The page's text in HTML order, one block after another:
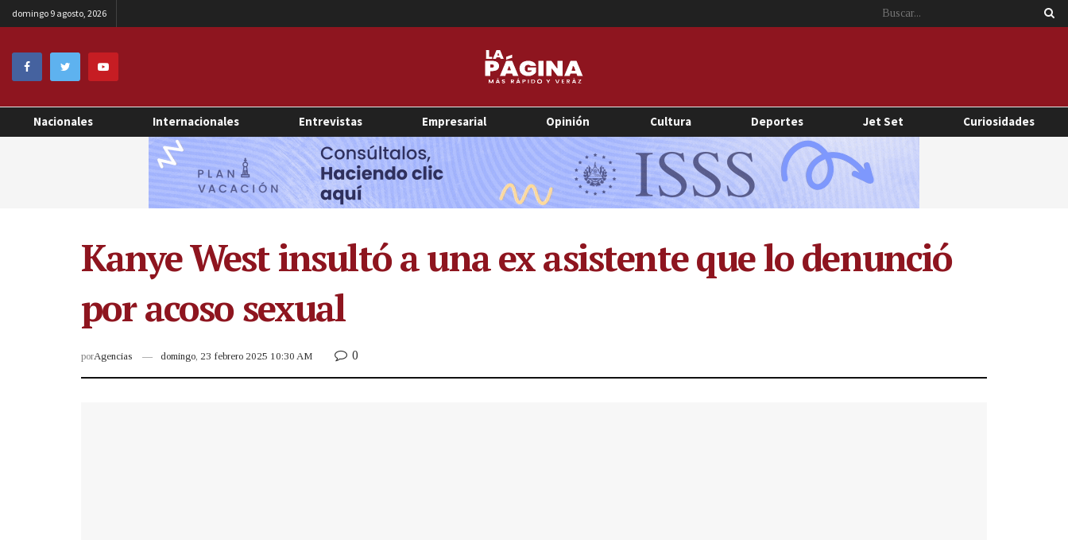
domingo 9 agosto, 2026
Nacionales Internacionales Entrevistas Empresarial Opinión Cultura Deportes Jet Set Curiosidades
Kanye West insultó a una ex asistente que lo denunció
por acoso sexual
porAgencias domingo, 23 febrero 2025 10:30 AM 0